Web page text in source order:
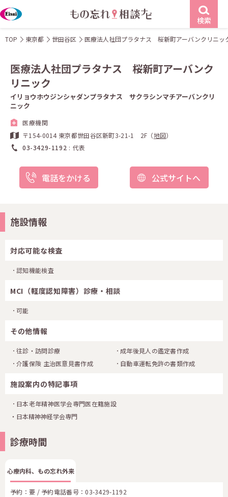
検索
TOP 東京都 世田谷区 医療法人社団プラタナス 桜新町アーバンクリニッ
医療法人社団プラタナス 桜新町アーバンク
リニック
イリョウホウジンシャダンプラタナス サクラシンマチアーバンクリ
ニック
医療機関
〒154-0014 東京都世田谷区新町3-21-1 2F（地図）
03-3429-1192
代表
電話をかける 公式サイトへ
施設情報
対応可能な検査
認知機能検査
MCI（軽度認知障害）診療・相談
可能
その他情報
往診・訪問診療
成年後見人の鑑定書作成
介護保険 主治医意見書作成
自動車運転免許の書類作成
施設案内の特記事項
日本老年精神医学会専門医在籍施設
・日本精神神経学会専門
診療時間
心療内科、もの忘れ外来
予約：要 / 予約電話番号： 03-3429-1192